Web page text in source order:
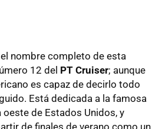
nombre completo de esta
12 del PT Cruiser; aunque
es capaz de decirlo todo
Está dedicada a la famosa
de Estados Unidos, y
de finales de verano como un